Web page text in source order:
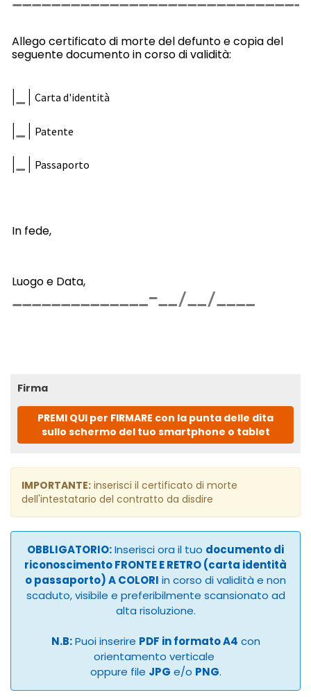
Allego certificato di morte del defunto e copia del
seguente documento in corso di validità:
| | Carta d'identità
| | Patente
| | Passaporto
In fede,
Luogo e Data,
Firma
PREMI QUI per FIRMARE con la punta delle dita
sullo schermo del tuo smartphone o tablet
IMPORTANTE: inserisci il certificato di morte
dell'intestatario del contratto da disdire
OBBLIGATORIO:Inserisci ora il tuo documento di
riconoscimento FRONTE E RETRO (carta identità
o passaporto) A COLORI in corso di validità e non
scaduto, visibile e preferibilmente scansionato ad
alta risoluzione.
N.B:Puoi inserire PDF in formato A4 con
orientamento verticale
oppure file JPG e/o PNG.